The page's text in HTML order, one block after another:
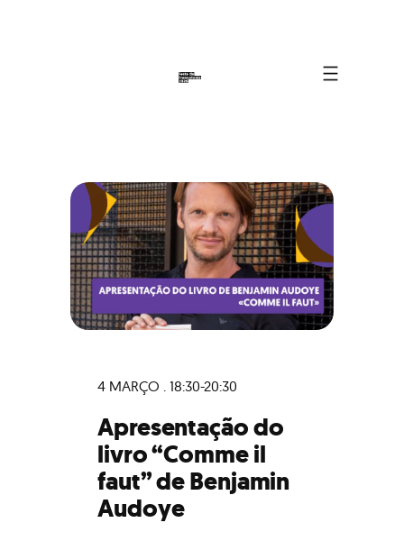
4 MARÇO . 18:30-20:30
Apresentação do
livro “Comme il
faut” de Benjamin
Audoye